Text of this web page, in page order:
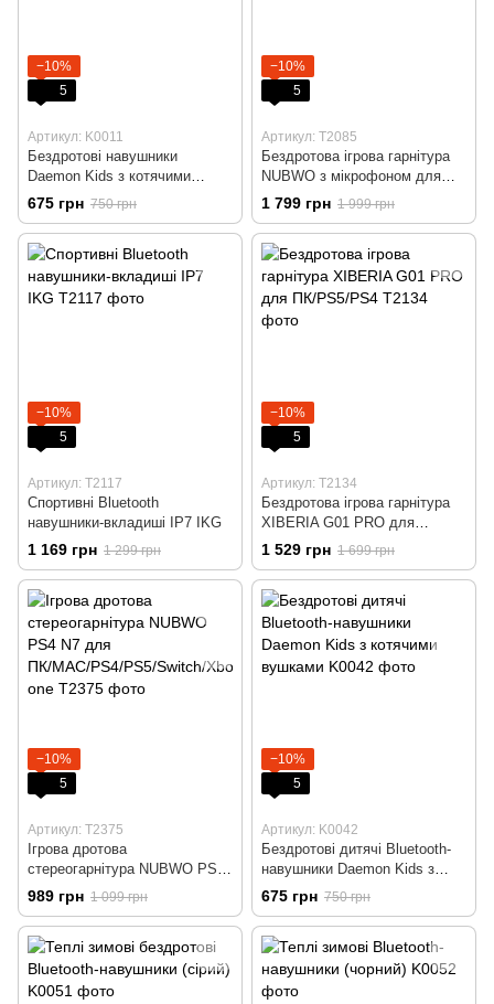
−10%
5
Артикул: K0011
Бездротові навушники
Daemon Kids з котячими
вушками Bluetooth
675 грн 750 грн
−10%
5
Артикул: T2085
Бездротова ігрова гарнітура
NUBWO з мікрофоном для
PS4\PS5\ПК
1 799 грн 1 999 грн
−10%
5
Артикул: T2117
Спортивні Bluetooth
навушники-вкладиші IP7 IKG
1 169 грн 1 299 грн
−10%
5
Артикул: T2134
Бездротова ігрова гарнітура
XIBERIA G01 PRO для
ПК/PS5/PS4
1 529 грн 1 699 грн
−10%
5
Артикул: T2375
Ігрова дротова
стереогарнітура NUBWO PS4
N7 для
ПК/MAC/PS4/PS5/Switch/Xbox
one
989 грн 1 099 грн
−10%
5
Артикул: K0042
Бездротові дитячі Bluetooth-
навушники Daemon Kids з
котячими вушками
675 грн 750 грн